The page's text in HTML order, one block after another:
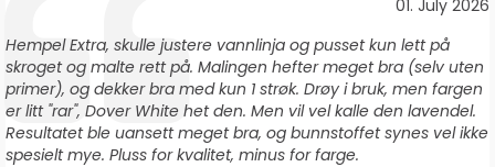
Dato:
01. July 2026
Tekst:
Hempel Extra, skulle justere vannlinja og pusset kun lett på
skroget og malte rett på. Malingen hefter meget bra (selv uten
primer), og dekker bra med kun 1 strøk. Drøy i bruk, men fargen
er litt "rar", Dover White het den. Men vil vel kalle den lavendel.
Resultatet ble uansett meget bra, og bunnstoffet synes vel ikke
spesielt mye. Pluss for kvalitet, minus for farge.